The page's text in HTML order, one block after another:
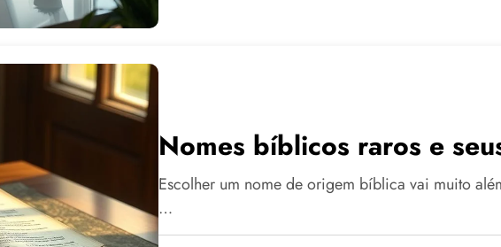
Nomes bíblicos raros e
Escolher um nome de origem bíblica vai muito
…